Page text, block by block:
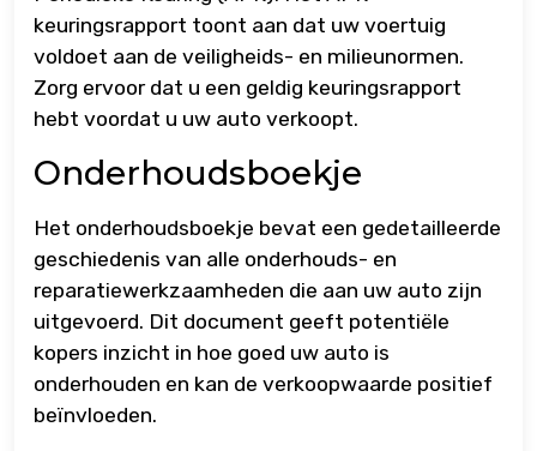
keuringsrapport toont aan dat uw voertuig
voldoet aan de veiligheids- en milieunormen.
Zorg ervoor dat u een geldig keuringsrapport
hebt voordat u uw auto verkoopt.
Onderhoudsboekje
Het onderhoudsboekje bevat een gedetailleerde
geschiedenis van alle onderhouds- en
reparatiewerkzaamheden die aan uw auto zijn
uitgevoerd. Dit document geeft potentiële
kopers inzicht in hoe goed uw auto is
onderhouden en kan de verkoopwaarde positief
beïnvloeden.